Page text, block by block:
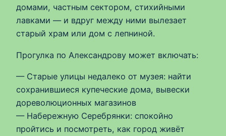
домами, частным сектором, стихийными
лавками — и вдруг между ними вылезает
старый храм или дом с лепниной.
Прогулка по Александрову может включать:
— Старые улицы недалеко от музея: найти
сохранившиеся купеческие дома, вывески
дореволюционных магазинов
— Набережную Серебрянки: спокойно
пройтись и посмотреть, как город живёт